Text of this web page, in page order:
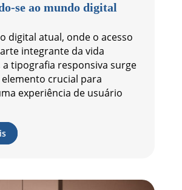
se ao mundo digital
digital atual, onde o acesso
integrante da vida
a tipografia responsiva surge
crucial para
experiência de usuário